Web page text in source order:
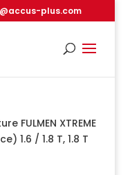
plus.com
FULMEN XTREME
1.6 / 1.8 T, 1.8 T